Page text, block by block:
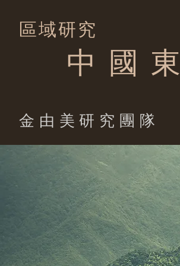
區域研究
中 國
​金由美研究團隊